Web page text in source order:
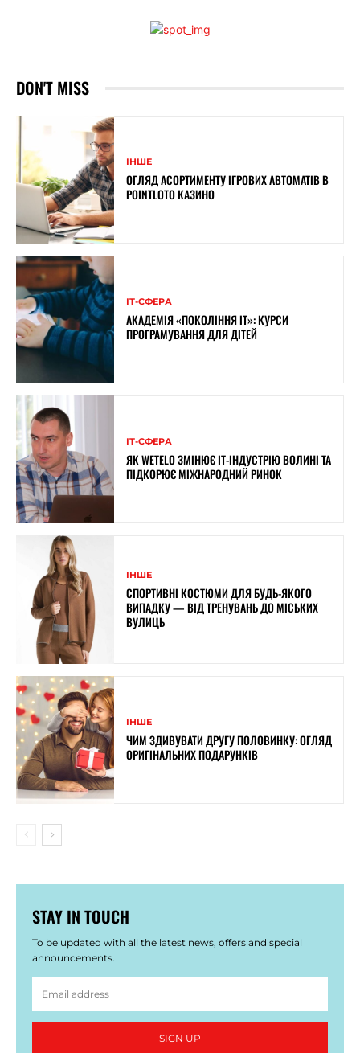
DON'T MISS
ІНШЕ
ОГЛЯД АСОРТИМЕНТУ ІГРОВИХ АВТОМАТІВ В
POINTLOTO КАЗИНО
ІТ-СФЕРА
АКАДЕМІЯ «ПОКОЛІННЯ ІТ»: КУРСИ
ПРОГРАМУВАННЯ ДЛЯ ДІТЕЙ
ІТ-СФЕРА
ЯК WETELO ЗМІНЮЄ IT-ІНДУСТРІЮ ВОЛИНІ ТА
ПІДКОРЮЄ МІЖНАРОДНИЙ РИНОК
ІНШЕ
СПОРТИВНІ КОСТЮМИ ДЛЯ БУДЬ-ЯКОГО
ВИПАДКУ — ВІД ТРЕНУВАНЬ ДО МІСЬКИХ
ВУЛИЦЬ
ІНШЕ
ЧИМ ЗДИВУВАТИ ДРУГУ ПОЛОВИНКУ: ОГЛЯД
ОРИГІНАЛЬНИХ ПОДАРУНКІВ
STAY IN TOUCH
To be updated with all the latest news, offers and special
announcements.
SIGN UP